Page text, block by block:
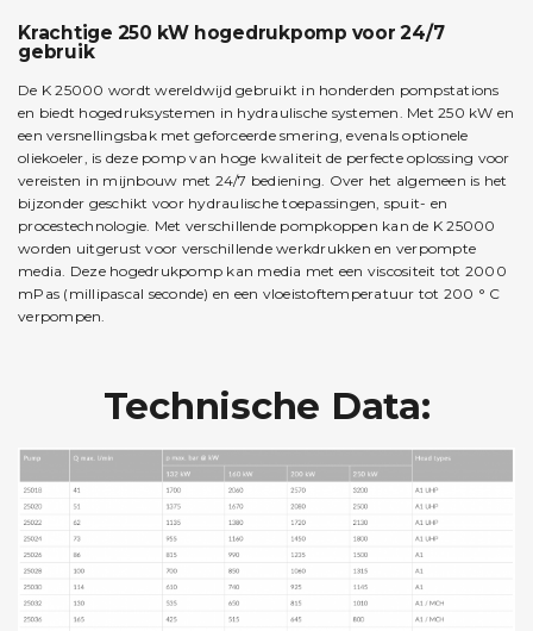
Krachtige 250 kW hogedrukpomp voor 24/7
gebruik
De K 25000 wordt wereldwijd gebruikt in honderden pompstations
en biedt hogedruksystemen in hydraulische systemen. Met 250 kW en
een versnellingsbak met geforceerde smering, evenals optionele
oliekoeler, is deze pomp van hoge kwaliteit de perfecte oplossing voor
vereisten in mijnbouw met 24/7 bediening. Over het algemeen is het
bijzonder geschikt voor hydraulische toepassingen, spuit- en
procestechnologie. Met verschillende pompkoppen kan de K 25000
worden uitgerust voor verschillende werkdrukken en verpompte
media. Deze hogedrukpomp kan media met een viscositeit tot 2000
mPas (millipascal seconde) en een vloeistoftemperatuur tot 200 ° C
verpompen.
Technische Data: